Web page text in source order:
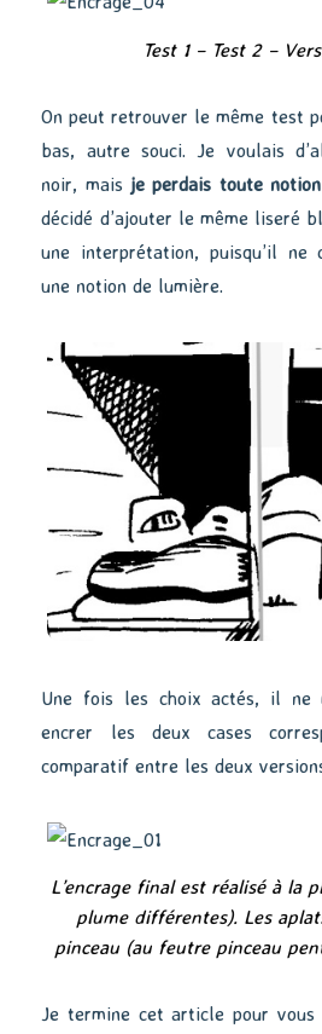
Test 1 – Test 2 –
On peut retrouver le même test
bas, autre souci. Je voulais
noir, mais je perdais toute
décidé d’ajouter le même liseré
une interprétation, puisqu’il ne
une notion de lumière.
Une fois les choix actés, il ne
encrer les deux cases
comparatif entre les deux
L’encrage final est réalisé à la
plume différentes). Les
pinceau (au feutre pinceau
Je termine cet article pour